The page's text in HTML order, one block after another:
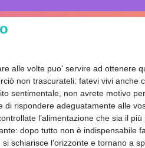
alle volte puo' servire ad ottenere
non trascurateli: fatevi vivi anche
sentimentale, non avrete motivo
di rispondere adeguatamente alle
l’alimentazione che sia il
dopo tutto non è indispensabile
schiarisce l'orizzonte e tornano a